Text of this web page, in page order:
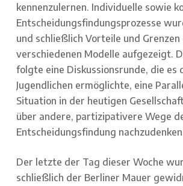
kennenzulernen. Individuelle sowie
Entscheidungsfindungsprozesse
und schließlich Vorteile und Grenzen
verschiedenen Modelle aufgezeigt.
folgte eine Diskussionsrunde, die es
Jugendlichen ermöglichte, eine
Situation in der heutigen
über andere, partizipativere Wege
Entscheidungsfindung
Der letzte der Tag dieser Woche
schließlich der Berliner Mauer